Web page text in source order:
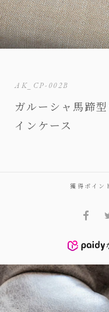
AK_CP-002B
ガルーシャ馬蹄
インケース
獲得ポイン